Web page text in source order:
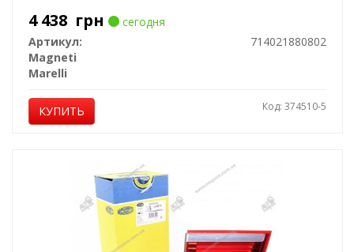
4 438 грн
сегодня
Артикул:
714021880802
Magneti
Marelli
КУПИТЬ Код: 374510-5